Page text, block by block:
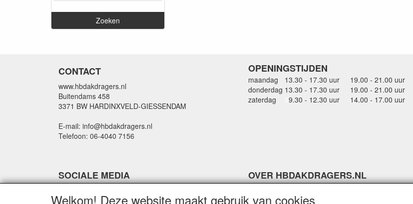
CONTACT
www.hbdakdragers.nl
Buitendams 458
3371 BW HARDINXVELD-GIESSENDAM
E-mail: info@hbdakdragers.nl
Telefoon: 06-4040 7156
OPENINGSTIJDEN
maandag 13.30 - 17.30 uur
19.00 - 21.00 uur
donderdag 13.30 - 17.30 uur
19.00 - 21.00 uur
zaterdag
9.30 - 12.30 uur 14.00 - 17.00 uur
SOCIALE MEDIA OVER HBDAKDRAGERS.NL
Thule dakkoffer specialist in Hardinxveld-Giessendam
Welkom! Deze website maakt gebruik van cookies